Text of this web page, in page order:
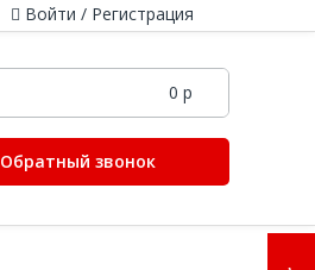
Войти / Регистрация
0 р
Обратный звонок